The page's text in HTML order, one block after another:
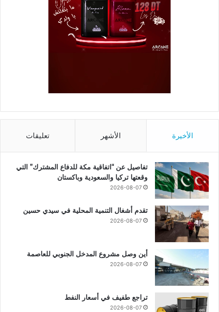
الأخيرة الأشهر تعليقات
تفاصيل عن “اتفاقية مكة للدفاع المشترك” التي
وقعتها تركيا والسعودية وباكستان
2026-08-07
تقدم أشغال التنمية المحلية في سيدي حسين
2026-08-07
أين وصل مشروع المدخل الجنوبي للعاصمة
2026-08-07
تراجع طفيف في أسعار النفط
2026-08-07